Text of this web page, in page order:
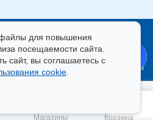
Магазины Корзина
| Правила пользования
cookie|Согласие на
данных
Поиска
для повышения
посещаемости сайта.
сайт, вы соглашаетесь с
cookie